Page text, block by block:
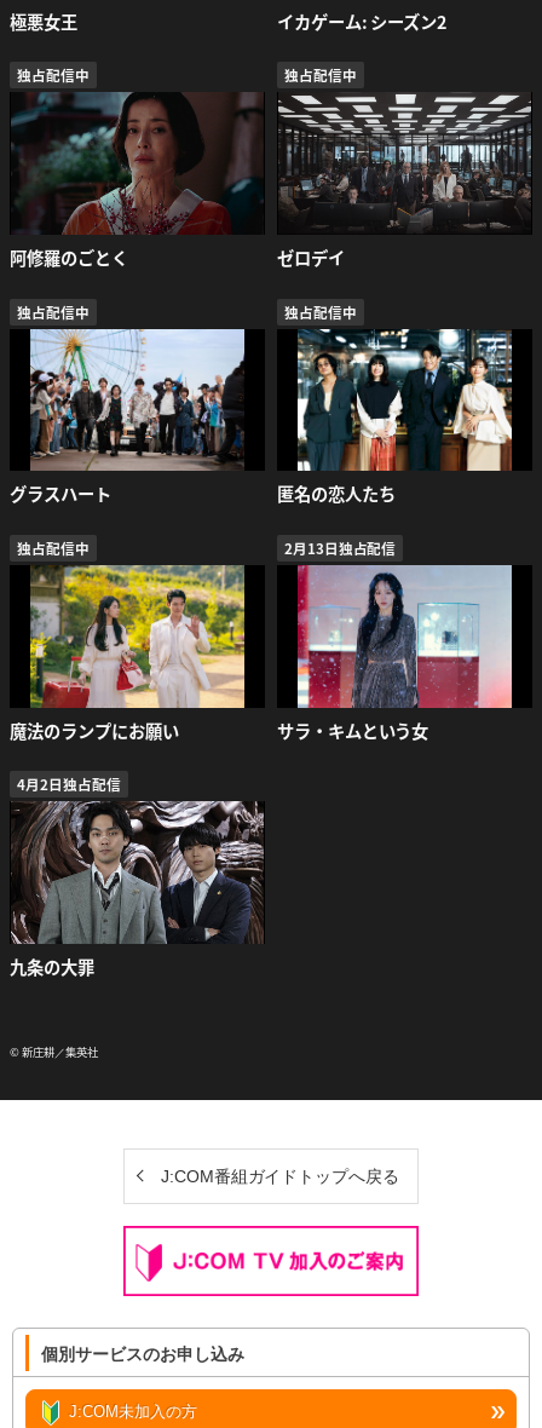
極悪女王 イカゲーム: シーズン2
独占配信中
阿修羅のごとく
独占配信中
ゼロデイ
独占配信中
グラスハート
独占配信中
匿名の恋人たち
独占配信中
魔法のランプにお願い
2月13日独占配信
サラ・キムという女
4月2日独占配信
九条の大罪
© 新庄耕／集英社
J:COM番組ガイドトップへ戻る
個別サービスのお申し込み
J:COM未加入の方